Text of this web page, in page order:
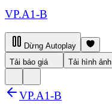
VP.A1-B
Dừng Autoplay
Tải báo giá
Tải hình ảnh
VP.A1-B